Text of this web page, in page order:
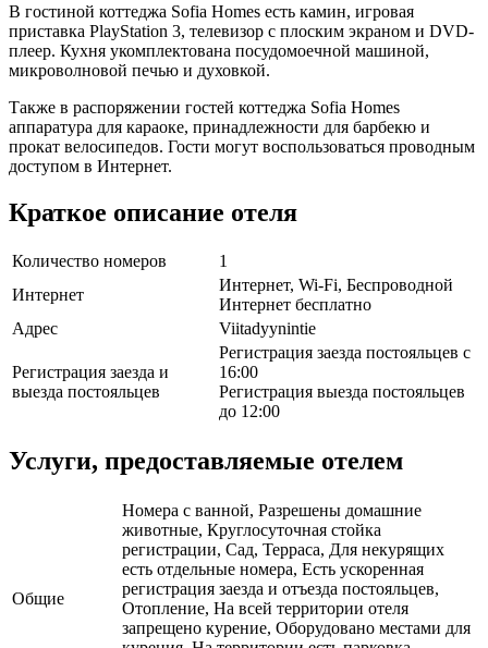
В гостиной коттеджа Sofia Homes есть камин, игровая
приставка PlayStation 3, телевизор с плоским экраном и DVD-
плеер. Кухня укомплектована посудомоечной машиной,
микроволновой печью и духовкой.
Также в распоряжении гостей коттеджа Sofia Homes
аппаратура для караоке, принадлежности для барбекю и
прокат велосипедов. Гости могут воспользоваться проводным
доступом в Интернет.
Краткое описание отеля
Количество номеров
1
Интернет
Интернет, Wi-Fi, Беспроводной
Интернет бесплатно
Адрес
Viitadyynintie
Регистрация заезда и
выезда постояльцев
Регистрация заезда постояльцев с
16:00
Регистрация выезда постояльцев
до 12:00
Услуги, предоставляемые отелем
Общие
Номера с ванной, Разрешены домашние
животные, Круглосуточная стойка
регистрации, Сад, Терраса, Для некурящих
есть отдельные номера, Есть ускоренная
регистрация заезда и отъезда постояльцев,
Отопление, На всей территории отеля
запрещено курение, Оборудовано местами для